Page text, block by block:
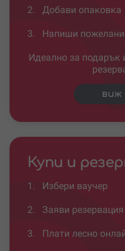
2. Добави опаковка
3. Напиши
Идеално за
виж
Купи и
1. Избери ваучер
2. Заяви резервация
3. Плати лесно